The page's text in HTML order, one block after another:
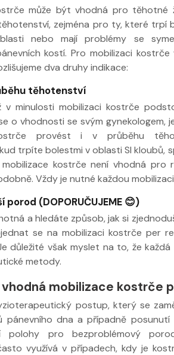
může být vhodná pro těhotné
zejména pro ty, které trpí
nebo mají problémy se
kostí. Pro mobilizaci kostrče
dva druhy indikace:
těhotenství
v minulosti mobilizaci kostrče
o vhodnosti se svým gynekologem,
provést i v průběhu
trpíte bolestmi v oblasti SI kloubů,
kostrče není vhodná pro
Vždy je nutné každou
porod (DOPORUČUJEME 😊)
a hledáte způsob, jak si
se na mobilizaci kostrče per
důležité však myslet na to, že
metody.
vhodná mobilizace kostrče
postup, který se
pánevního dna a případně posunutí
polohy pro bezproblémový
využívá v případech, kdy je
ve
Nabídka léčby ve
FYZIOklinice
Nabídka masáží